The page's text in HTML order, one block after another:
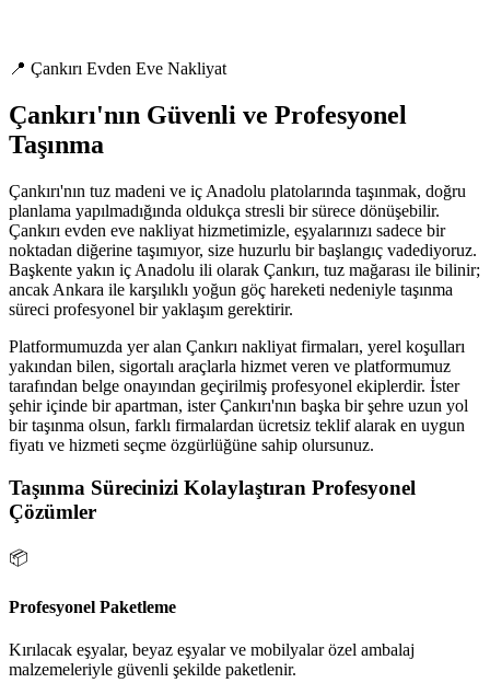
📍 Çankırı Evden Eve Nakliyat
Çankırı'nın Güvenli ve Profesyonel
Taşınma
Çankırı'nın tuz madeni ve iç Anadolu platolarında taşınmak, doğru
planlama yapılmadığında oldukça stresli bir sürece dönüşebilir.
Çankırı evden eve nakliyat hizmetimizle, eşyalarınızı sadece bir
noktadan diğerine taşımıyor, size huzurlu bir başlangıç vadediyoruz.
Başkente yakın iç Anadolu ili olarak Çankırı, tuz mağarası ile bilinir;
ancak Ankara ile karşılıklı yoğun göç hareketi nedeniyle taşınma
süreci profesyonel bir yaklaşım gerektirir.
Platformumuzda yer alan Çankırı nakliyat firmaları, yerel koşulları
yakından bilen, sigortalı araçlarla hizmet veren ve platformumuz
tarafından belge onayından geçirilmiş profesyonel ekiplerdir. İster
şehir içinde bir apartman, ister Çankırı'nın başka bir şehre uzun yol
bir taşınma olsun, farklı firmalardan ücretsiz teklif alarak en uygun
fiyatı ve hizmeti seçme özgürlüğüne sahip olursunuz.
Taşınma Sürecinizi Kolaylaştıran Profesyonel
Çözümler
📦
Profesyonel Paketleme
Kırılacak eşyalar, beyaz eşyalar ve mobilyalar özel ambalaj
malzemeleriyle güvenli şekilde paketlenir.